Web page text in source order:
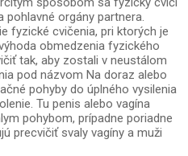
pohlavné orgány partnera.
fyzické cvičenia, pri ktorých je
obmedzenia fyzického
tak, aby zostali v neustálom
pod názvom Na doraz alebo
pohyby do úplného vysilenia
Tu penis alebo vagína
pohybom, prípadne poriadne
precvičiť svaly vagíny a muži